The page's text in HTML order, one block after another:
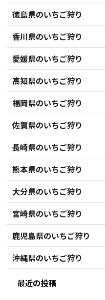
徳島県のいちご狩り
香川県のいちご狩り
愛媛県のいちご狩り
高知県のいちご狩り
福岡県のいちご狩り
佐賀県のいちご狩り
長崎県のいちご狩り
熊本県のいちご狩り
大分県のいちご狩り
宮崎県のいちご狩り
鹿児島県のいちご狩り
沖縄県のいちご狩り
最近の投稿